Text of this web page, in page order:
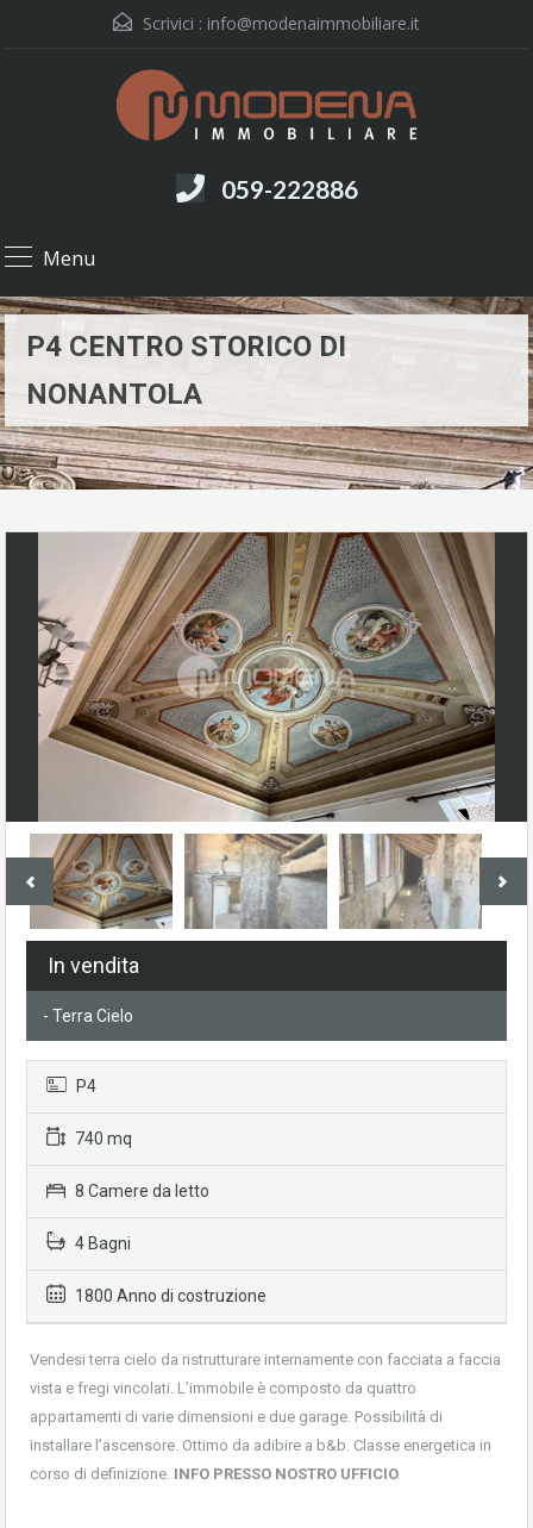
Scrivici : info@modenaimmobiliare.it
059-222886
Menu
P4 CENTRO STORICO DI
NONANTOLA
In vendita
- Terra Cielo
P4
740 mq
8 Camere da letto
4 Bagni
1800 Anno di costruzione
Vendesi terra cielo da ristrutturare internamente con facciata a faccia
vista e fregi vincolati. L’immobile è composto da quattro
appartamenti di varie dimensioni e due garage. Possibilità di
installare l’ascensore. Ottimo da adibire a b&b. Classe energetica in
corso di definizione. INFO PRESSO NOSTRO UFFICIO